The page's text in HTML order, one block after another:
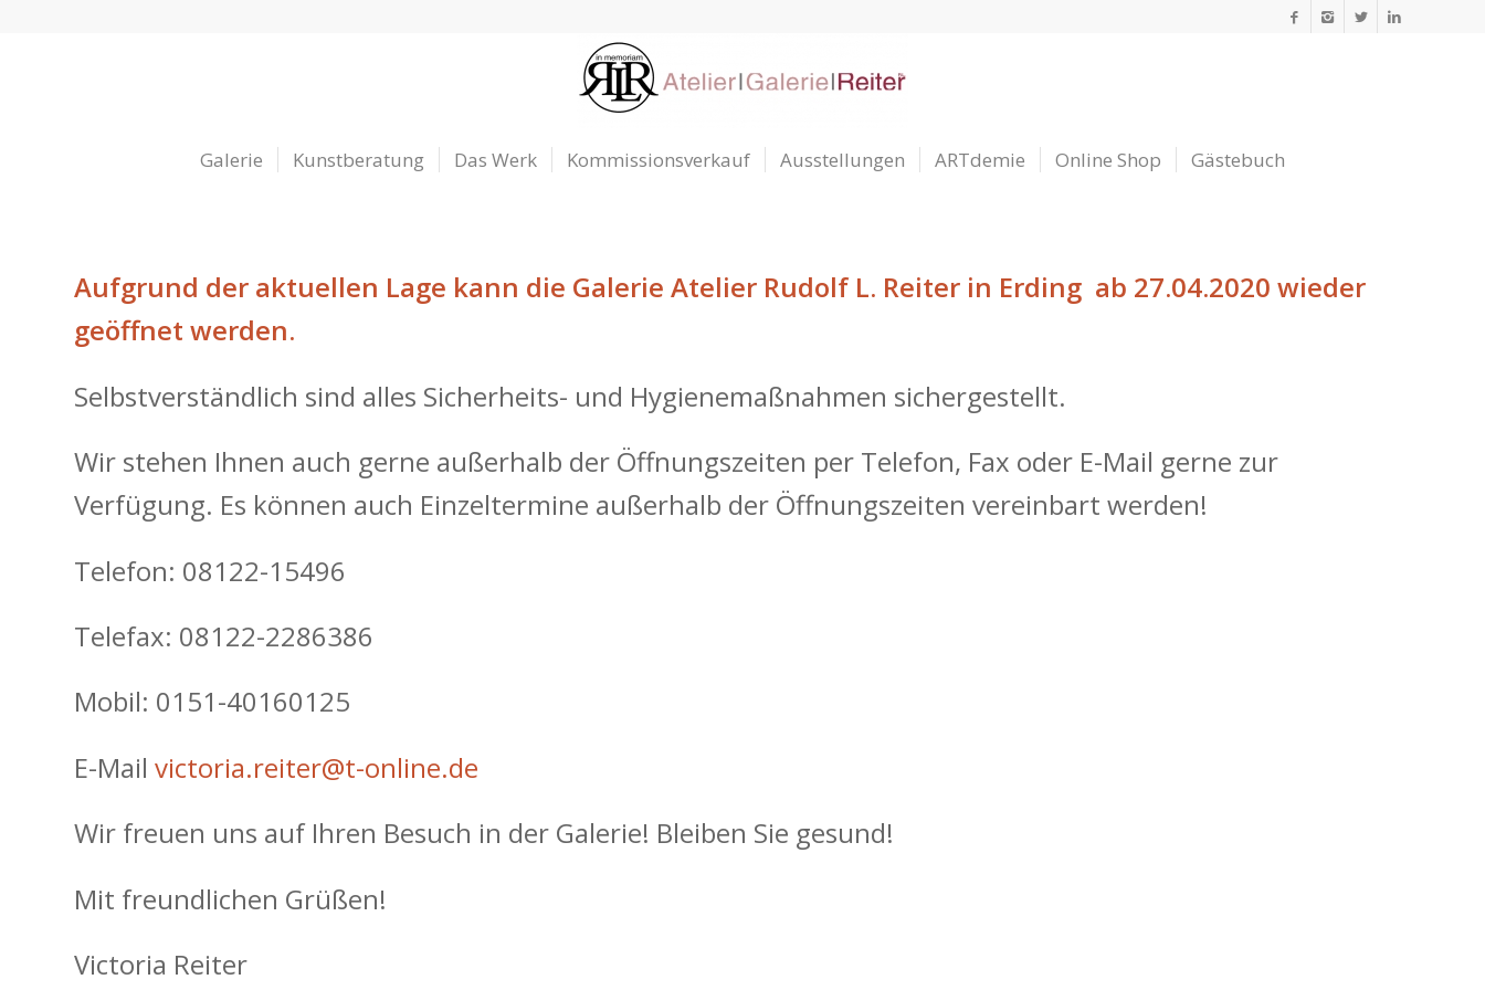
Galerie Kunstberatung Das Werk Kommissionsverkauf Ausstellungen ARTdemie Online Shop Gästebuch
Aufgrund der aktuellen Lage kann die Galerie Atelier Rudolf L. Reiter in Erding ab 27.04.2020 wieder
geöffnet werden.
Selbstverständlich sind alles Sicherheits- und Hygienemaßnahmen sichergestellt.
Wir stehen Ihnen auch gerne außerhalb der Öffnungszeiten per Telefon, Fax oder E-Mail gerne zur
Verfügung. Es können auch Einzeltermine außerhalb der Öffnungszeiten vereinbart werden!
Telefon: 08122-15496
Telefax: 08122-2286386
Mobil: 0151-40160125
E-Mail victoria.reiter@t-online.de
Wir freuen uns auf Ihren Besuch in der Galerie! Bleiben Sie gesund!
Mit freundlichen Grüßen!
Victoria Reiter